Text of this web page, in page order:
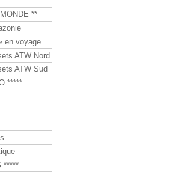
**
en voyage
ATW Nord
ATW Sud
*****
*****